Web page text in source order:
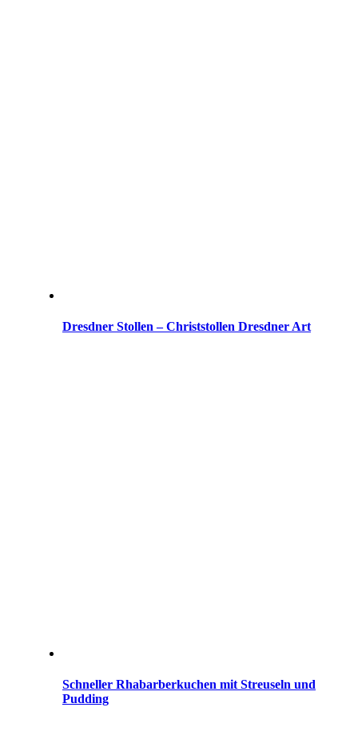
Dresdner Stollen – Christstollen Dresdner Art
Schneller Rhabarberkuchen mit Streuseln und
Pudding